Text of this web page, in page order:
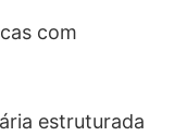
com
estruturada